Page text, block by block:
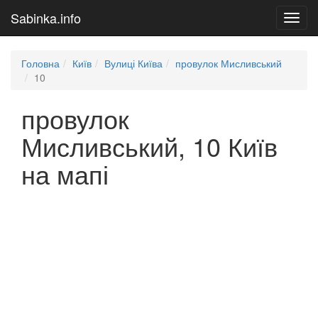
Sabinka.info
Головна Київ Вулиці Київа
провулок Мисливський
10
провулок
Мисливський, 10 Київ
на мапі